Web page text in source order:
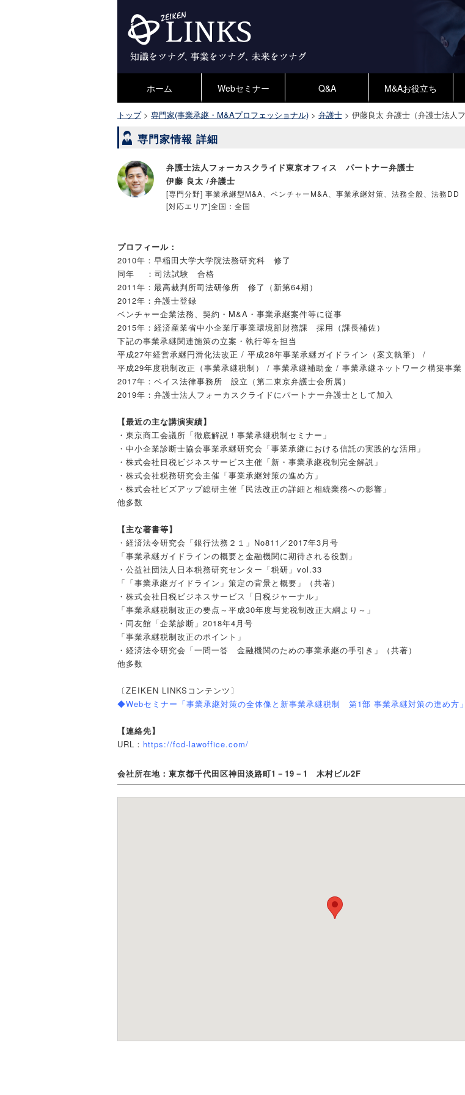
ホーム Webセミナー Q&A M&Aお役立ち
トップ> 専門家(事業承継・M&Aプロフェッショナル) > 弁護士 > 伊藤良太 弁護士（弁護士法人
専門家情報 詳細
弁護士法人フォーカスクライド東京オフィス パートナー弁護士
伊藤 良太 /弁護士
[専門分野] 事業承継型M&A ベンチャーM&A 事業承継対策 法務全般
法務DD
[対応エリア]全国：全国
プロフィール：
2010年：早稲田大学大学院法務研究科 修了
同年 ：司法試験 合格
2011年：最高裁判所司法研修所 修了（新第64期）
2012年：弁護士登録
ベンチャー企業法務、契約・M&A・事業承継案件等に従事
2015年：経済産業省中小企業庁事業環境部財務課 採用（課長補佐）
下記の事業承継関連施策の立案・執行等を担当
平成27年経営承継円滑化法改正 / 平成28年事業承継ガイドライン（案文執筆） /
平成29年度税制改正（事業承継税制） / 事業承継補助金 / 事業承継ネットワーク構築事業
2017年：ベイス法律事務所 設立（第二東京弁護士会所属）
2019年：弁護士法人フォーカスクライドにパートナー弁護士として加入
【最近の主な講演実績】
・東京商工会議所「徹底解説！事業承継税制セミナー」
・中小企業診断士協会事業承継研究会「事業承継における信託の実践的な活用」
・株式会社日税ビジネスサービス主催「新・事業承継税制完全解説」
・株式会社税務研究会主催「事業承継対策の進め方」
・株式会社ビズアップ総研主催「民法改正の詳細と相続業務への影響」
他多数
【主な著書等】
・経済法令研究会「銀行法務２１」No811／2017年3月号
「事業承継ガイドラインの概要と金融機関に期待される役割」
・公益社団法人日本税務研究センター「税研」vol.33
「「事業承継ガイドライン」策定の背景と概要」（共著）
・株式会社日税ビジネスサービス「日税ジャーナル」
「事業承継税制改正の要点～平成30年度与党税制改正大綱より～」
・同友館「企業診断」2018年4月号
「事業承継税制改正のポイント」
・経済法令研究会「一問一答 金融機関のための事業承継の手引き」（共著）
他多数
〔ZEIKEN LINKSコンテンツ〕
◆Webセミナー「事業承継対策の全体像と新事業承継税制 第1部 事業承継対策の進め方」
【連絡先】
URL： https://fcd-lawoffice.com/
会社所在地：東京都千代田区神田淡路町1－19－1 木村ビル2F